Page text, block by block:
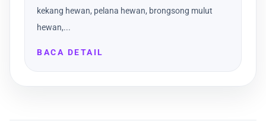
kekang hewan, pelana hewan, brongsong mulut
hewan,...
BACA DETAIL